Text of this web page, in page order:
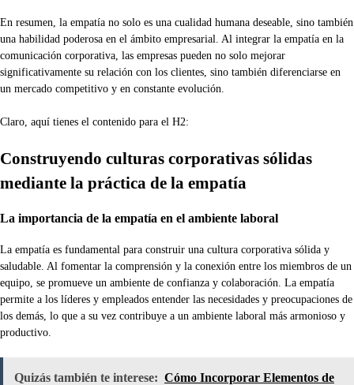
En resumen, la empatía no solo es una cualidad humana deseable, sino también
una habilidad poderosa en el ámbito empresarial. Al integrar la empatía en la
comunicación corporativa, las empresas pueden no solo mejorar
significativamente su relación con los clientes, sino también diferenciarse en
un mercado competitivo y en constante evolución.
Claro, aquí tienes el contenido para el H2:
Construyendo culturas corporativas sólidas
mediante la práctica de la empatía
La importancia de la empatía en el ambiente laboral
La empatía es fundamental para construir una cultura corporativa sólida y
saludable. Al fomentar la comprensión y la conexión entre los miembros de un
equipo, se promueve un ambiente de confianza y colaboración. La empatía
permite a los líderes y empleados entender las necesidades y preocupaciones de
los demás, lo que a su vez contribuye a un ambiente laboral más armonioso y
productivo.
Quizás también te interese: Cómo Incorporar Elementos de